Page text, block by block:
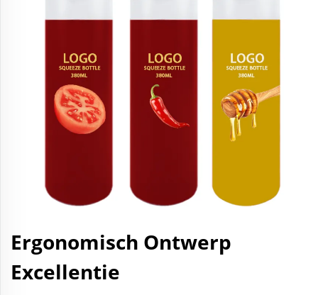
Ergonomisch Ontwerp
Excellentie